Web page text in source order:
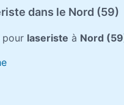
dans le Nord (59)
pour laseriste à Nord